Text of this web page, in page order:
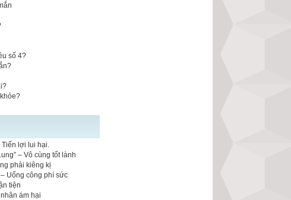
số 4?
Tiến lợi lui hại.
– Vô cùng tốt lành
phải kiêng kị
Uổng công phí sức
tiện
ám hại